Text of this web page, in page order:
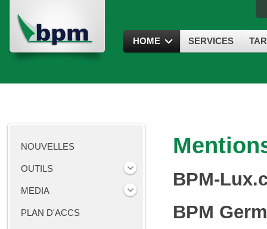
HOME SERVICES
BPM-
BPM
NOUVELLES
OUTILS
MEDIA
PLAN D'ACCS